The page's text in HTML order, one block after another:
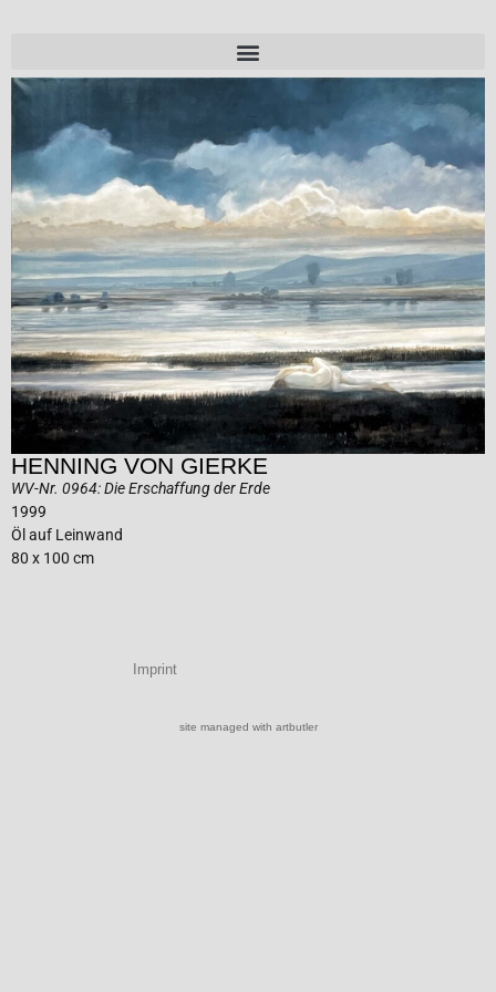
HENNING VON GIERKE
WV-Nr. 0964: Die Erschaffung der Erde
1999
Öl auf Leinwand
80 x 100 cm
Imprint
site managed with artbutler